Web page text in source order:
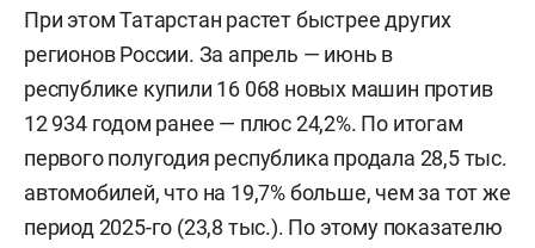
При этом Татарстан растет быстрее других
регионов России. За апрель — июнь в
республике купили 16 068 новых машин против
12 934 годом ранее — плюс 24,2%. По итогам
первого полугодия республика продала 28,5 тыс.
автомобилей, что на 19,7% больше, чем за тот же
период 2025-го (23,8 тыс.). По этому показателю